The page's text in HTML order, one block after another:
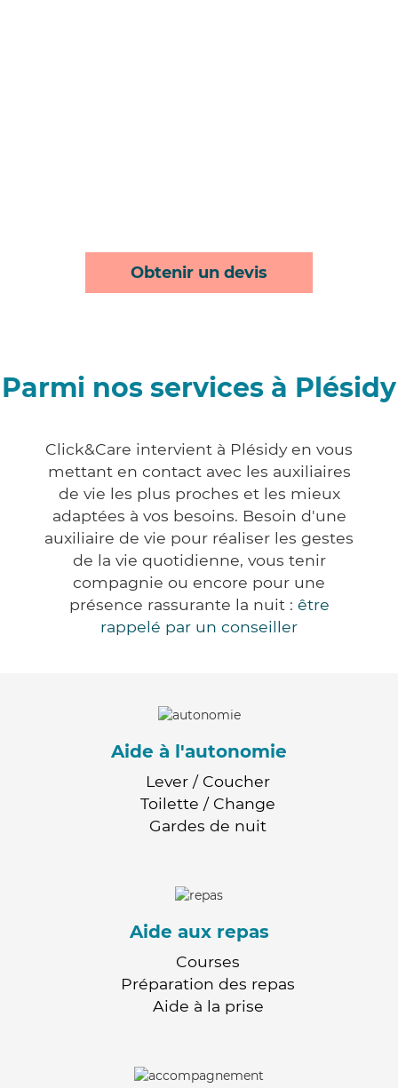
Obtenir un devis
Parmi nos services à Plésidy
Click&Care intervient à Plésidy en vous
mettant en contact avec les auxiliaires
de vie les plus proches et les mieux
adaptées à vos besoins. Besoin d'une
auxiliaire de vie pour réaliser les gestes
de la vie quotidienne, vous tenir
compagnie ou encore pour une
présence rassurante la nuit : être
rappelé par un conseiller
Aide à l'autonomie
Lever / Coucher
Toilette / Change
Gardes de nuit
Aide aux repas
Courses
Préparation des repas
Aide à la prise